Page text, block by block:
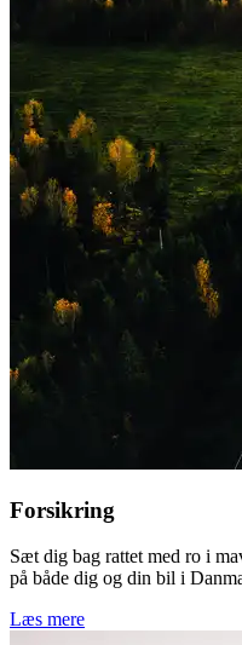
Forsikring
Sæt dig bag rattet med ro i
på både dig og din bil i
Læs mere